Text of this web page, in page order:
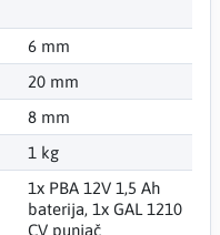
6 mm
20 mm
8 mm
1 kg
1x PBA 12V 1,5 Ah
baterija, 1x GAL 1210
CV punjač